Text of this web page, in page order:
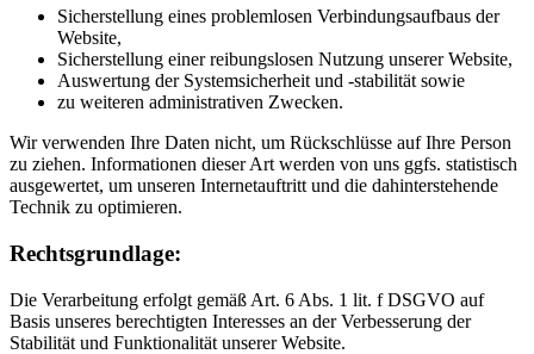
Sicherstellung eines problemlosen Verbindungsaufbaus der
Website,
Sicherstellung einer reibungslosen Nutzung unserer Website,
Auswertung der Systemsicherheit und -stabilität sowie
zu weiteren administrativen Zwecken.
Wir verwenden Ihre Daten nicht, um Rückschlüsse auf Ihre Person
zu ziehen. Informationen dieser Art werden von uns ggfs. statistisch
ausgewertet, um unseren Internetauftritt und die dahinterstehende
Technik zu optimieren.
Rechtsgrundlage:
Die Verarbeitung erfolgt gemäß Art. 6 Abs. 1 lit. f DSGVO auf
Basis unseres berechtigten Interesses an der Verbesserung der
Stabilität und Funktionalität unserer Website.